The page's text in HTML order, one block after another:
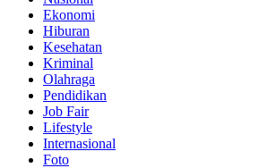
Ekonomi
Hiburan
Kesehatan
Kriminal
Olahraga
Pendidikan
Job Fair
Lifestyle
Internasional
Foto